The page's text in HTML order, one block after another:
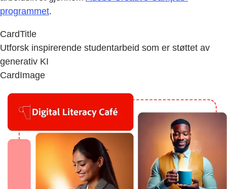
programmet.
CardTitle
Utforsk inspirerende studentarbeid som er støttet av
generativ KI
CardImage